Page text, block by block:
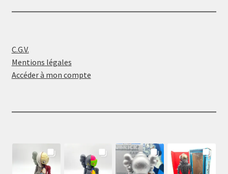
C.G.V.
Mentions légales
Accéder à mon compte